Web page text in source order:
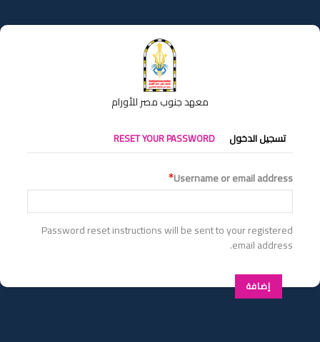
إلى
المحتوى
معهد جنوب مصر للأورام
التبويبات
الأساسية
تسجيل الدخول RESET YOUR PASSWORD
Username or email address
Password reset instructions will be sent to your registered
email address.